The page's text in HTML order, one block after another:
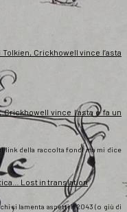
Crickhowell vince l’asta
Crickhowell vince l’asta e fa un
link della raccolta fondi ma mi dice
Lost in translation
si lamenta aspetti il 2043 (o giù di